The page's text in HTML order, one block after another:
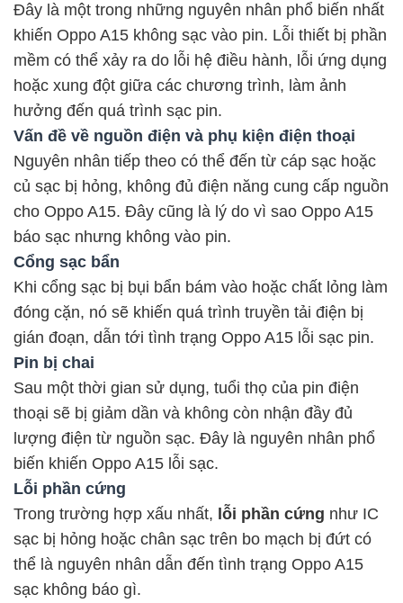
Đây là một trong những nguyên nhân phổ biến nhất
khiến Oppo A15 không sạc vào pin. Lỗi thiết bị phần
mềm có thể xảy ra do lỗi hệ điều hành, lỗi ứng dụng
hoặc xung đột giữa các chương trình, làm ảnh
hưởng đến quá trình sạc pin.
Vấn đề về nguồn điện và phụ kiện điện thoại
Nguyên nhân tiếp theo có thể đến từ cáp sạc hoặc
củ sạc bị hỏng, không đủ điện năng cung cấp nguồn
cho Oppo A15. Đây cũng là lý do vì sao Oppo A15
báo sạc nhưng không vào pin.
Cổng sạc bẩn
Khi cổng sạc bị bụi bẩn bám vào hoặc chất lỏng làm
đóng cặn, nó sẽ khiến quá trình truyền tải điện bị
gián đoạn, dẫn tới tình trạng Oppo A15 lỗi sạc pin.
Pin bị chai
Sau một thời gian sử dụng, tuổi thọ của pin điện
thoại sẽ bị giảm dần và không còn nhận đầy đủ
lượng điện từ nguồn sạc. Đây là nguyên nhân phổ
biến khiến Oppo A15 lỗi sạc.
Lỗi phần cứng
Trong trường hợp xấu nhất, lỗi phần cứng như IC
sạc bị hỏng hoặc chân sạc trên bo mạch bị đứt có
thể là nguyên nhân dẫn đến tình trạng Oppo A15
sạc không báo gì.